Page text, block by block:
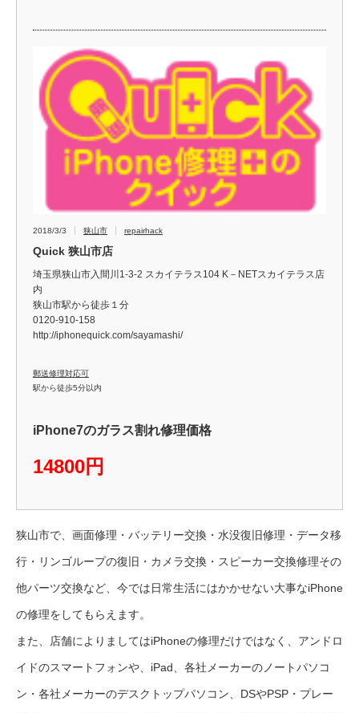
2018/3/3 狭山市 repairhack
Quick 狭山市店
埼玉県狭山市入間川1-3-2 スカイテラス104 K－NETスカイテラス店
内
狭山市駅から徒歩１分
0120-910-158
http://iphonequick.com/sayamashi/
郵送修理対応可
駅から徒歩5分以内
iPhone7のガラス割れ修理価格
14800円
狭山市で、画面修理・バッテリー交換・水没復旧修理・データ移
行・リンゴループの復旧・カメラ交換・スピーカー交換修理その
他パーツ交換など、今では日常生活にはかかせない大事なiPhone
の修理をしてもらえます。
また、店舗によりましてはiPhoneの修理だけではなく、アンドロ
イドのスマートフォンや、iPad、各社メーカーのノートパソコ
ン・各社メーカーのデスクトップパソコン、DSやPSP・プレー